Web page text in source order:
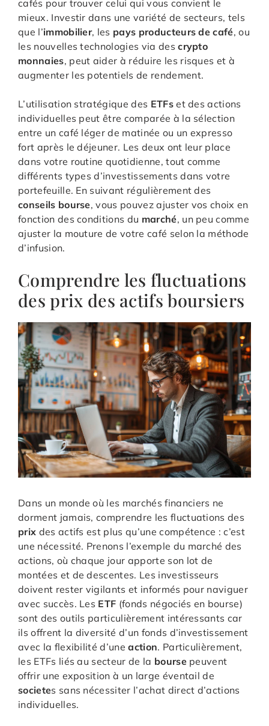
cafés pour trouver celui qui vous convient le
mieux. Investir dans une variété de secteurs, tels
que l’immobilier, les pays producteurs de café, ou
les nouvelles technologies via descrypto
monnaies, peut aider à réduire les risques et à
augmenter les potentiels de rendement.
L’utilisation stratégique des ETFset des actions
individuelles peut être comparée à la sélection
entre un café léger de matinée ou un expresso
fort après le déjeuner. Les deux ont leur place
dans votre routine quotidienne, tout comme
différents types d’investissements dans votre
portefeuille. En suivant régulièrement des
conseils bourse, vous pouvez ajuster vos choix en
fonction des conditions du marché, un peu comme
ajuster la mouture de votre café selon la méthode
d’infusion.
Comprendre les fluctuations
des prix des actifs boursiers
Dans un monde où les marchés financiers ne
dorment jamais, comprendre les fluctuations des
prix des actifs est plus qu’une compétence : c’est
une nécessité. Prenons l’exemple du marché des
actions, où chaque jour apporte son lot de
montées et de descentes. Les investisseurs
doivent rester vigilants et informés pour naviguer
avec succès. Les ETF (fonds négociés en bourse)
sont des outils particulièrement intéressants car
ils offrent la diversité d’un fonds d’investissement
avec la flexibilité d’uneaction. Particulièrement,
les ETFs liés au secteur de la boursepeuvent
offrir une exposition à un large éventail de
societes sans nécessiter l’achat direct d’actions
individuelles.